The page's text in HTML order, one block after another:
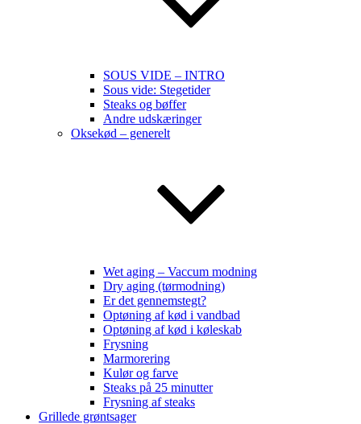
SOUS VIDE – INTRO
Sous vide: Stegetider
Steaks og bøffer
Andre udskæringer
Oksekød – generelt
Wet aging – Vaccum modning
Dry aging (tørmodning)
Er det gennemstegt?
Optøning af kød i vandbad
Optøning af kød i køleskab
Frysning
Marmorering
Kulør og farve
Steaks på 25 minutter
Frysning af steaks
Grillede grøntsager